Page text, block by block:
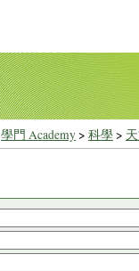
學門 Academy> 科學>